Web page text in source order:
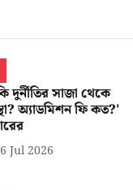
সাজা থেকে
অ্যাডমিশন ফি কত?'
Jul 2026